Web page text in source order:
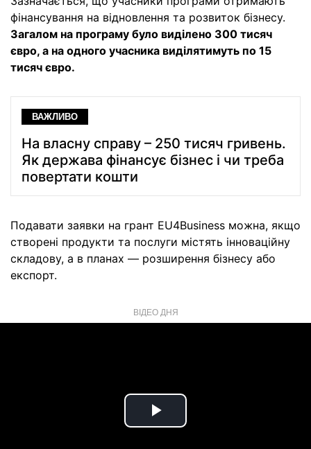
фінансування на відновлення та розвиток бізнесу.
Загалом на програму було виділено 300 тисяч
євро, а на одного учасника виділятимуть по 15
тисяч євро.
ВАЖЛИВО
На власну справу – 250 тисяч гривень.
Як держава фінансує бізнес і чи треба
повертати кошти
Подавати заявки на грант EU4Business можна, якщо
створені продукти та послуги містять інноваційну
складову, а в планах — розширення бізнесу або
експорт.
ВІДЕО ДНЯ
Play